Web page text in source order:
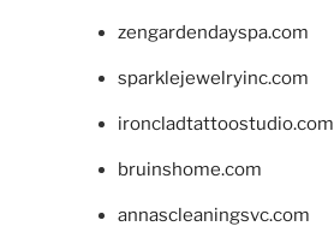
zengardendayspa.com
sparklejewelryinc.com
ironcladtattoostudio.com
bruinshome.com
annascleaningsvc.com